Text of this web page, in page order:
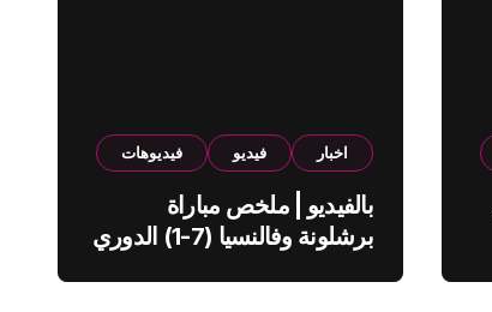
اخبار فيديو فيديوهات
بالفيديو | ملخص مباراة
برشلونة وفالنسيا (7-1) الدوري